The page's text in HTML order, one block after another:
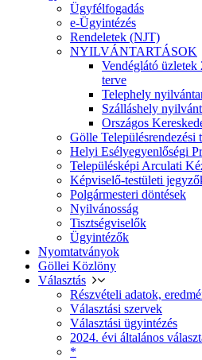
Ügyfélfogadás
e-Ügyintézés
Rendeletek (NJT)
NYILVÁNTARTÁSOK
Vendéglátó üzletek
terve
Telephely
Szálláshely
Országos
Gölle Településrendezési
Helyi Esélyegyenlőségi
Településképi Arculati
Képviselő-testületi
Polgármesteri döntések
Nyilvánosság
Tisztségviselők
Ügyintézők
Nyomtatványok
Göllei Közlöny
Választás
Részvételi adatok,
Választási szervek
Választási ügyintézés
2024. évi általános
*